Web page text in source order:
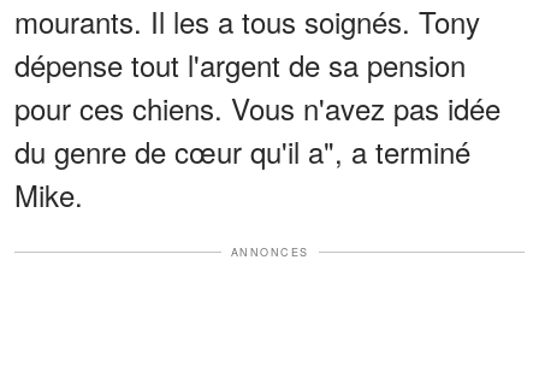
mourants. Il les a tous soignés. Tony
dépense tout l'argent de sa pension
pour ces chiens. Vous n'avez pas idée
du genre de cœur qu'il a", a terminé
Mike.
ANNONCES